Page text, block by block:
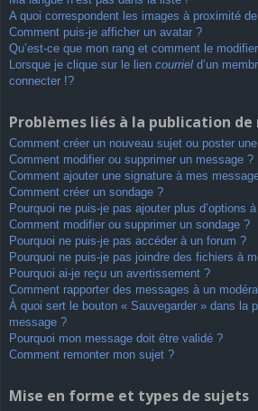
A quoi correspondent les images à proximité
Comment puis-je afficher un avatar ?
Qu’est-ce que mon rang et comment le
Lorsque je clique sur le lien courriel d’un
connecter !?
Problèmes liés à la publication de
Comment créer un nouveau sujet ou poster
Comment modifier ou supprimer un message ?
Comment ajouter une signature à mes
Comment créer un sondage ?
Pourquoi ne puis-je pas ajouter plus d’options
Comment modifier ou supprimer un sondage ?
Pourquoi ne puis-je pas accéder à un forum ?
Pourquoi ne puis-je pas joindre des fichiers à
Pourquoi ai-je reçu un avertissement ?
Comment rapporter des messages à un
À quoi sert le bouton « Sauvegarder » dans la
message ?
Pourquoi mon message doit être validé ?
Comment remonter mon sujet ?
Mise en forme et types de sujets